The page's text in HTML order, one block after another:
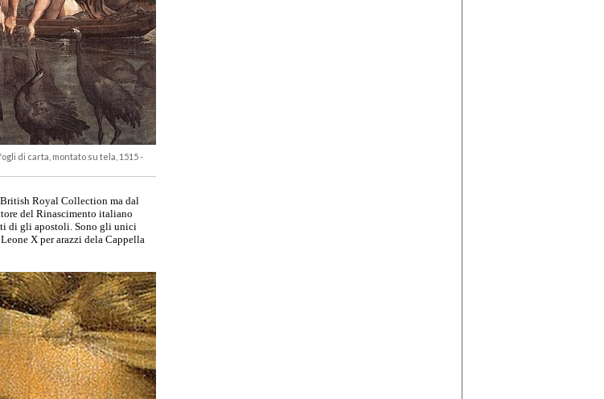
di carta, montato su tela, 1515 -
Royal Collection ma dal
del Rinascimento italiano
di gli apostoli. Sono gli unici
X per arazzi dela Cappella